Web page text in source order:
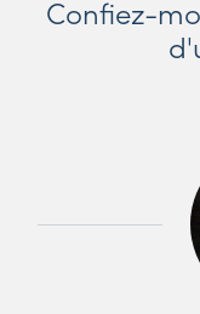
Confiez-